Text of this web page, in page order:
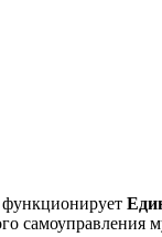
функционирует